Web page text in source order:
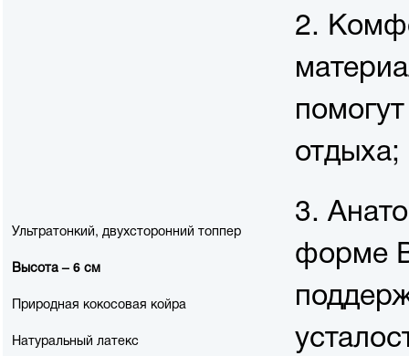
Ультратонкий, двухсторонний топпер
Высота – 6 см
Природная кокосовая койра
Натуральный латекс
2.
отдыха;
3.
форме